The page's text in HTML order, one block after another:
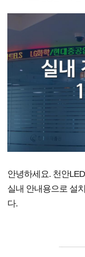
안녕하세요. 천안
실내 안내용으로 설
다.